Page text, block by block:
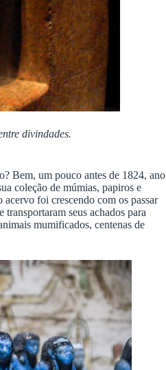
divindades.
Bem, um pouco antes de 1824, ano
coleção de múmias, papiros e
foi crescendo com os passar
transportaram seus achados para
mumificados, centenas de